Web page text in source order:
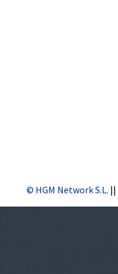
© HGM Network S.L. ||